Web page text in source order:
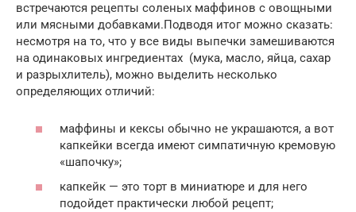
встречаются рецепты соленых маффинов с овощными
или мясными добавками.Подводя итог можно сказать:
несмотря на то, что у все виды выпечки замешиваются
на одинаковых ингредиентах (мука, масло, яйца, сахар
и разрыхлитель), можно выделить несколько
определяющих отличий:
маффины и кексы обычно не украшаются, а вот
капкейки всегда имеют симпатичную кремовую
«шапочку»;
капкейк — это торт в миниатюре и для него
подойдет практически любой рецепт;